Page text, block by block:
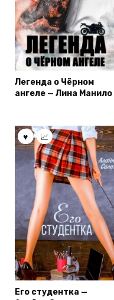
Легенда о Чёрном
ангеле — Лина Манило
Его студентка —